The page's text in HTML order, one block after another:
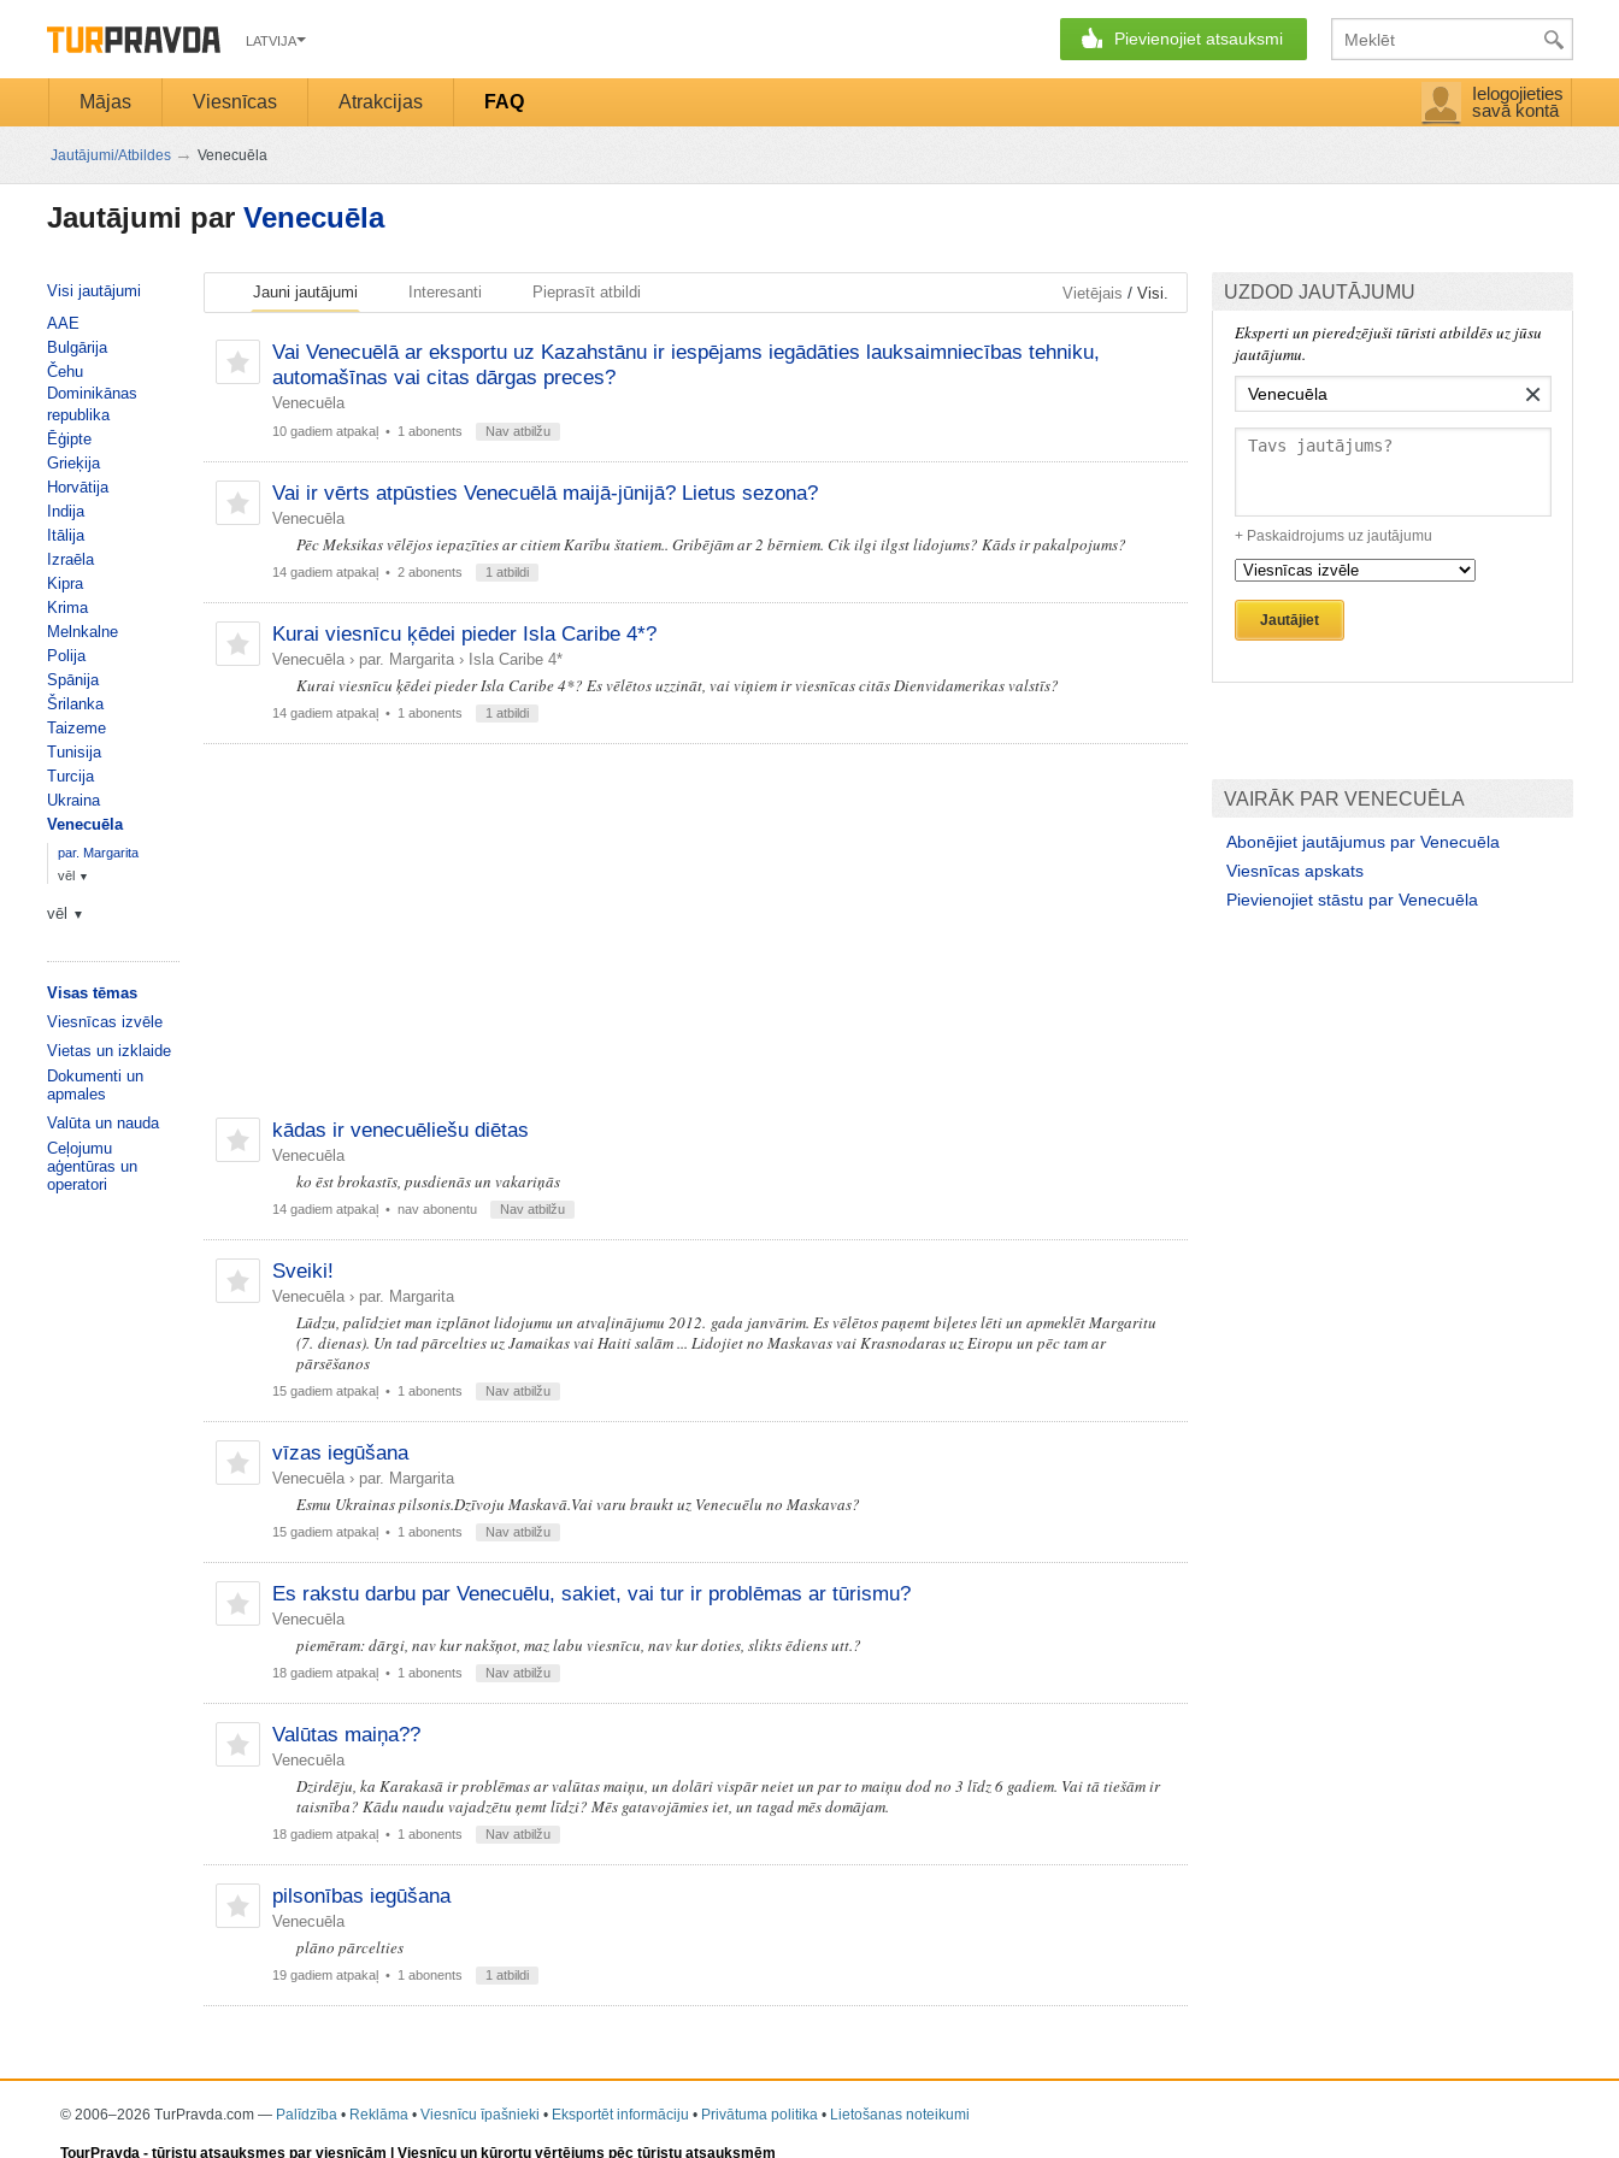
LATVIJA Pievienojiet atsauksmi
Mājas Viesnīcas Atrakcijas FAQ
Ielogojieties
savā kontā
Jautājumi/Atbildes → Venecuēla
Jautājumi par Venecuēla
UZDOD JAUTĀJUMU
Eksperti un pieredzējuši tūristi atbildēs uz jūsu
jautājumu.
×
+ Paskaidrojums uz jautājumu
Jautājiet
VAIRĀK PAR VENECUĒLA
Abonējiet jautājumus par Venecuēla
Viesnīcas apskats
Pievienojiet stāstu par Venecuēla
Jauni jautājumi Interesanti Pieprasīt atbildi Vietējais / Visi.
Vai Venecuēlā ar eksportu uz Kazahstānu ir iespējams iegādāties lauksaimniecības tehniku,
automašīnas vai citas dārgas preces?
Venecuēla
10 gadiem atpakaļ• 1 abonents Nav atbilžu
Vai ir vērts atpūsties Venecuēlā maijā-jūnijā? Lietus sezona?
Venecuēla
Pēc Meksikas vēlējos iepazīties ar citiem Karību štatiem.. Gribējām ar 2 bērniem. Cik ilgi ilgst lidojums? Kāds ir pakalpojums?
14 gadiem atpakaļ• 2 abonents 1 atbildi
Kurai viesnīcu ķēdei pieder Isla Caribe 4*?
Venecuēla› par. Margarita› Isla Caribe 4*
Kurai viesnīcu ķēdei pieder Isla Caribe 4*? Es vēlētos uzzināt, vai viņiem ir viesnīcas citās Dienvidamerikas valstīs?
14 gadiem atpakaļ• 1 abonents 1 atbildi
kādas ir venecuēliešu diētas
Venecuēla
ko ēst brokastīs, pusdienās un vakariņās
14 gadiem atpakaļ• nav abonentu Nav atbilžu
Sveiki!
Venecuēla› par. Margarita
Lūdzu, palīdziet man izplānot lidojumu un atvaļinājumu 2012. gada janvārim. Es vēlētos paņemt biļetes lēti un apmeklēt Margaritu
(7. dienas). Un tad pārcelties uz Jamaikas vai Haiti salām ... Lidojiet no Maskavas vai Krasnodaras uz Eiropu un pēc tam ar
pārsēšanos
15 gadiem atpakaļ• 1 abonents Nav atbilžu
vīzas iegūšana
Venecuēla› par. Margarita
Esmu Ukrainas pilsonis.Dzīvoju Maskavā.Vai varu braukt uz Venecuēlu no Maskavas?
15 gadiem atpakaļ• 1 abonents Nav atbilžu
Es rakstu darbu par Venecuēlu, sakiet, vai tur ir problēmas ar tūrismu?
Venecuēla
piemēram: dārgi, nav kur nakšņot, maz labu viesnīcu, nav kur doties, slikts ēdiens utt.?
18 gadiem atpakaļ• 1 abonents Nav atbilžu
Valūtas maiņa??
Venecuēla
Dzirdēju, ka Karakasā ir problēmas ar valūtas maiņu, un dolāri vispār neiet un par to maiņu dod no 3 līdz 6 gadiem. Vai tā tiešām ir
taisnība? Kādu naudu vajadzētu ņemt līdzi? Mēs gatavojāmies iet, un tagad mēs domājam.
18 gadiem atpakaļ• 1 abonents Nav atbilžu
pilsonības iegūšana
Venecuēla
plāno pārcelties
19 gadiem atpakaļ• 1 abonents 1 atbildi
Visi jautājumi
AAE
Bulgārija
Čehu
Dominikānas
republika
Ēģipte
Grieķija
Horvātija
Indija
Itālija
Izraēla
Kipra
Krima
Melnkalne
Polija
Spānija
Šrilanka
Taizeme
Tunisija
Turcija
Ukraina
Venecuēla
par. Margarita
vēl ▼
vēl ▼
Visas tēmas
Viesnīcas izvēle
Vietas un izklaide
Dokumenti un
apmales
Valūta un nauda
Ceļojumu
aģentūras un
operatori
© 2006–2026 TurPravda.com — Palīdzība • Reklāma • Viesnīcu īpašnieki • Eksportēt informāciju • Privātuma politika • Lietošanas noteikumi
TourPravda - tūristu atsauksmes par viesnīcām | Viesnīcu un kūrortu vērtējums pēc tūristu atsauksmēm